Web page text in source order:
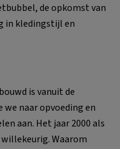
de opkomst van
in kledingstijl en
is vanuit de
naar opvoeding en
aan. Het jaar 2000 als
Waarom